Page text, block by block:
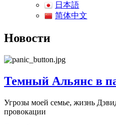
日本語
简体中文
Новости
Темный Альянс в
Угрозы моей семье, жизнь
провокации